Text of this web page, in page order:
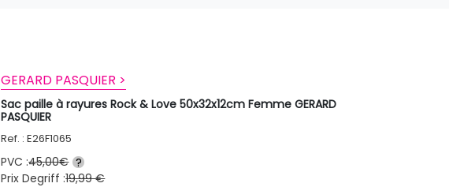
GERARD PASQUIER >
Sac paille à rayures Rock & Love 50x32x12cm Femme GERARD
PASQUIER
Ref. : E26F1065
PVC :45,00€ ?
Prix Degriff :19,99 €